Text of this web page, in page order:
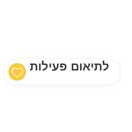
לתיאום פעילות